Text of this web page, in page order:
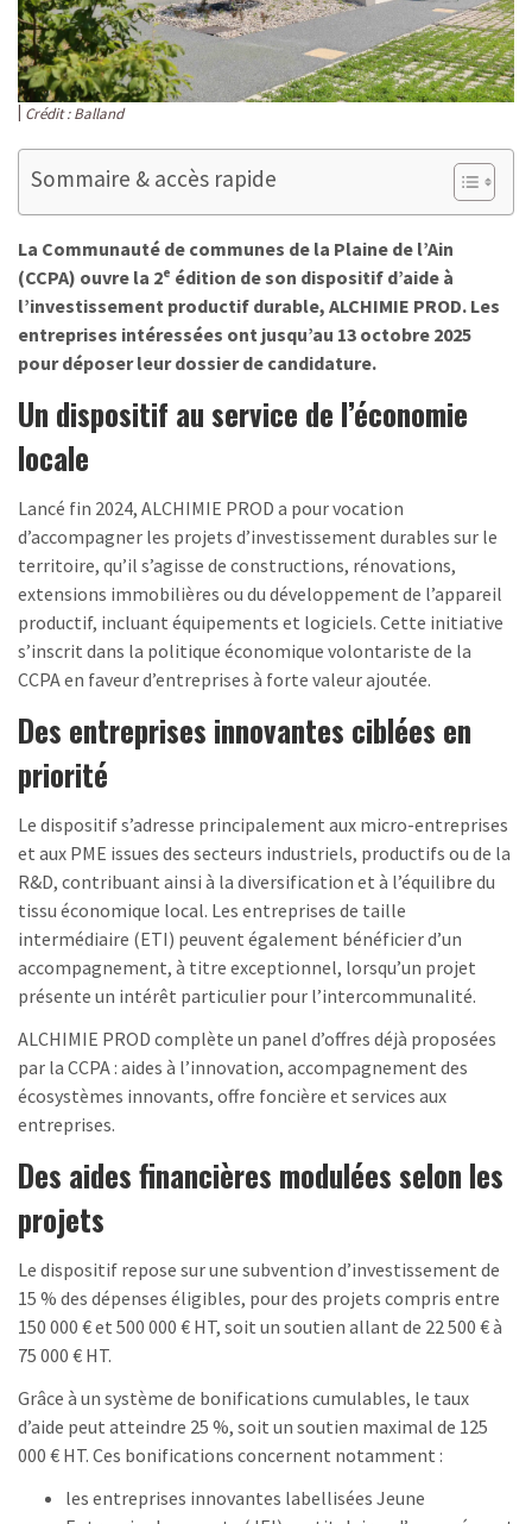
Crédit : Balland
Sommaire & accès rapide
La Communauté de communes de la Plaine de l’Ain
(CCPA) ouvre la 2ᵉ édition de son dispositif d’aide à
l’investissement productif durable, ALCHIMIE PROD. Les
entreprises intéressées ont jusqu’au 13 octobre 2025
pour déposer leur dossier de candidature.
Un dispositif au service de l’économie
locale
Lancé fin 2024, ALCHIMIE PROD a pour vocation
d’accompagner les projets d’investissement durables sur le
territoire, qu’il s’agisse de constructions, rénovations,
extensions immobilières ou du développement de l’appareil
productif, incluant équipements et logiciels. Cette initiative
s’inscrit dans la politique économique volontariste de la
CCPA en faveur d’entreprises à forte valeur ajoutée.
Des entreprises innovantes ciblées en
priorité
Le dispositif s’adresse principalement aux micro-entreprises
et aux PME issues des secteurs industriels, productifs ou de la
R&D, contribuant ainsi à la diversification et à l’équilibre du
tissu économique local. Les entreprises de taille
intermédiaire (ETI) peuvent également bénéficier d’un
accompagnement, à titre exceptionnel, lorsqu’un projet
présente un intérêt particulier pour l’intercommunalité.
ALCHIMIE PROD complète un panel d’offres déjà proposées
par la CCPA : aides à l’innovation, accompagnement des
écosystèmes innovants, offre foncière et services aux
entreprises.
Des aides financières modulées selon les
projets
Le dispositif repose sur une subvention d’investissement de
15 % des dépenses éligibles, pour des projets compris entre
150 000 € et 500 000 € HT, soit un soutien allant de 22 500 € à
75 000 € HT.
Grâce à un système de bonifications cumulables, le taux
d’aide peut atteindre 25 %, soit un soutien maximal de 125
000 € HT. Ces bonifications concernent notamment :
les entreprises innovantes labellisées Jeune